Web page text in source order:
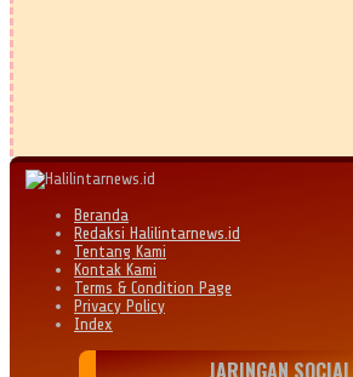
Beranda
Redaksi Halilintarnews.id
Tentang Kami
Kontak Kami
Terms & Condition Page
Privacy Policy
Index
JARINGAN SOCIAL